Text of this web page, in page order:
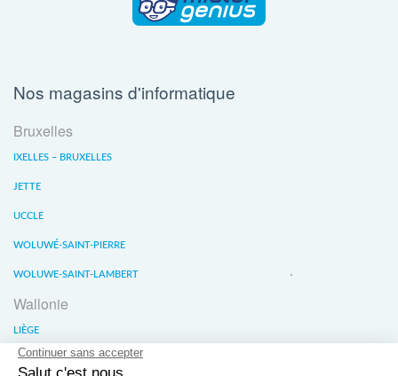
Nos magasins d'informatique
Bruxelles
IXELLES – BRUXELLES
JETTE
UCCLE
WOLUWÉ-SAINT-PIERRE
WOLUWE-SAINT-LAMBERT
Wallonie
LIÈGE
WATERLOO